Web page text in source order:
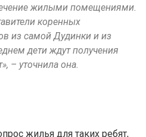
жилыми помещениями.
коренных
из самой Дудинки и из
дети ждут получения
– уточнила она.
жилья для таких ребят,